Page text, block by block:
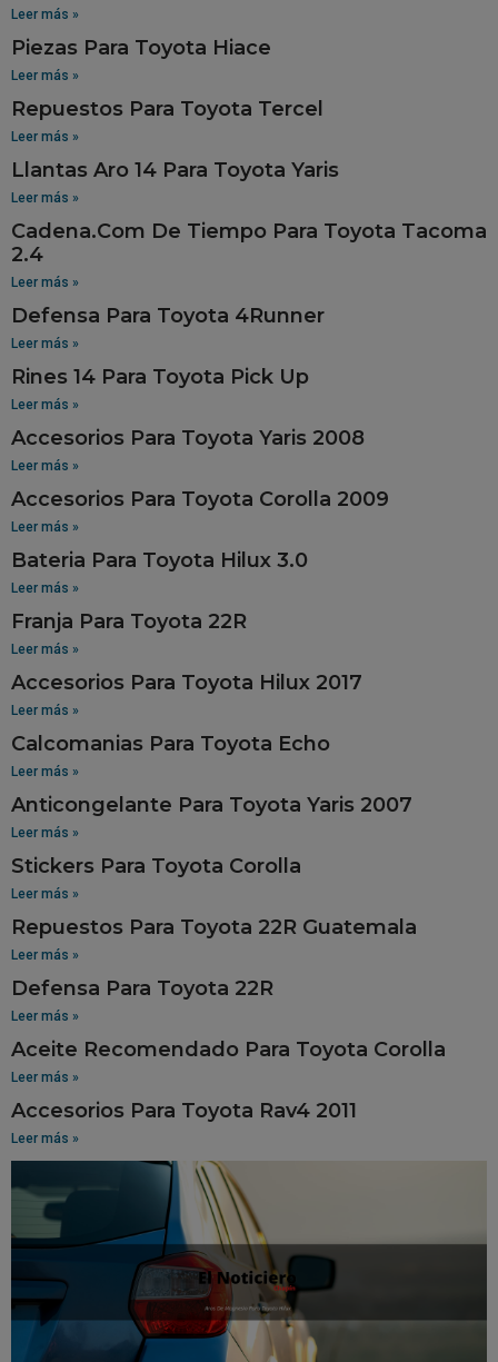
Leer más »
Piezas Para Toyota Hiace
Leer más »
Repuestos Para Toyota Tercel
Leer más »
Llantas Aro 14 Para Toyota Yaris
Leer más »
Cadena.Com De Tiempo Para Toyota Tacoma
2.4
Leer más »
Defensa Para Toyota 4Runner
Leer más »
Rines 14 Para Toyota Pick Up
Leer más »
Accesorios Para Toyota Yaris 2008
Leer más »
Accesorios Para Toyota Corolla 2009
Leer más »
Bateria Para Toyota Hilux 3.0
Leer más »
Franja Para Toyota 22R
Leer más »
Accesorios Para Toyota Hilux 2017
Leer más »
Calcomanias Para Toyota Echo
Leer más »
Anticongelante Para Toyota Yaris 2007
Leer más »
Stickers Para Toyota Corolla
Leer más »
Repuestos Para Toyota 22R Guatemala
Leer más »
Defensa Para Toyota 22R
Leer más »
Aceite Recomendado Para Toyota Corolla
Leer más »
Accesorios Para Toyota Rav4 2011
Leer más »